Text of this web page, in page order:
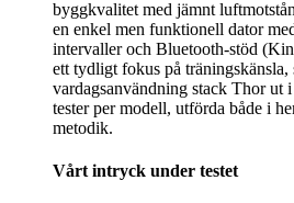
byggkvalitet med jämnt
en enkel men funktionell dator
intervaller och Bluetooth-stöd
ett tydligt fokus på träningskänsla,
vardagsanvändning stack Thor ut
tester per modell, utförda både i
metodik.
Vårt intryck under testet